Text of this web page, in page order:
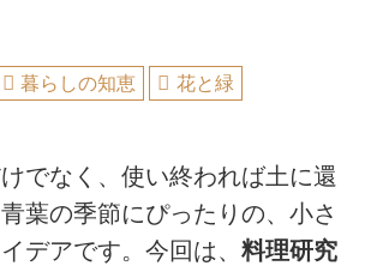
暮らしの知恵 花と緑
でなく、使い終われば土に還
葉の季節にぴったりの、小さ
デアです。今回は、 料理研究